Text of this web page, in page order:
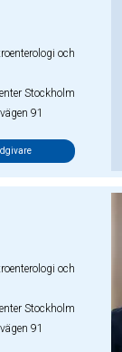
och
Stockholm
91
och
Stockholm
91